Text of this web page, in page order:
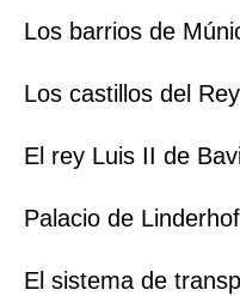
Los barrios de
Los castillos del
El rey Luis II de
Palacio de Linderhof
El sistema de